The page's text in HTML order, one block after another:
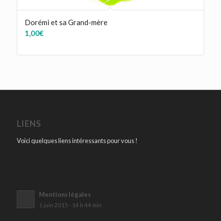
Dorémi et sa Grand-mère
1,00€
LIENS
Voici quelques liens intéressants pour vous !
Mentions légales
1 juin 2015 - 14 h 44 min